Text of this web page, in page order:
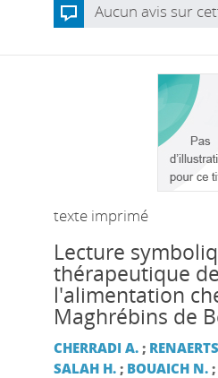
Aucun avis sur
texte imprimé
Lecture
thérapeutique de
l'alimentation
Maghrébins de
CHERRADI A.;
SALAH H.; BOUAICH N.;